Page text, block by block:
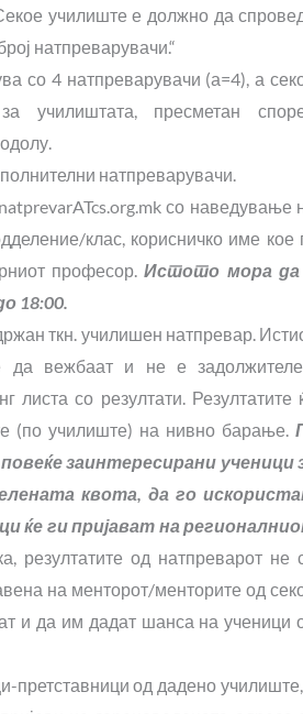
училиште е должно да
натпреварувачи.“
со 4 натпреварувачи (а=4), а
пресметан
натпреварувачи.
со наведување
клас, корисничко име кое
професор.Истото мора да
18:00.
ткн. училишен натпревар.
да вежбаат и не е
со резултати. Резултатите
(по училиште) на нивно барање.
заинтересирани ученици
квота, да го
ќе ги пријават на
резултатите од натпреварот не
на менторот/менторите од
и да им дадат шанса на ученици
претставници од дадено